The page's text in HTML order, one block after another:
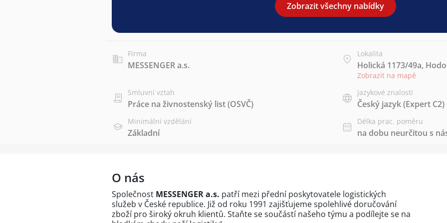
Zobrazit všechny nabídky
Firma
MESSENGER a.s.
Lokalita
Holická 1173/49a,
Zobrazit na mapě
Smluvní vztah
Práce na živnostenský list (OSVČ)
Jazykové znalosti
Český jazyk(Expert C2)
Minimální vzdělání
Základní
Délka prac. poměru
na dobu neurčitou s
O nás
Společnost MESSENGER a.s. patří mezi přední poskytovatele logistických
služeb v České republice. Již od roku 1991 zajišťujeme spolehlivé doručování
zboží pro široký okruh klientů. Staňte se součástí našeho týmu a podílejte se na